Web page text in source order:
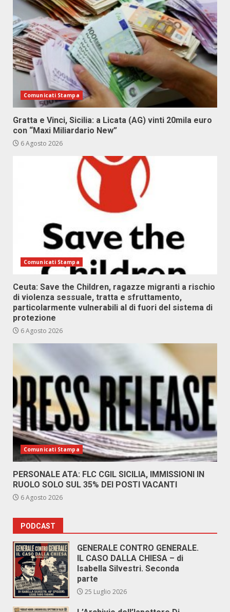
Comunicati Stampa
Gratta e Vinci, Sicilia: a Licata (AG) vinti 20mila euro
con “Maxi Miliardario New”
6 Agosto 2026
Comunicati Stampa
Ceuta: Save the Children, ragazze migranti a rischio
di violenza sessuale, tratta e sfruttamento,
particolarmente vulnerabili al di fuori del sistema di
protezione
6 Agosto 2026
Comunicati Stampa
PERSONALE ATA: FLC CGIL SICILIA, IMMISSIONI IN
RUOLO SOLO SUL 35% DEI POSTI VACANTI
6 Agosto 2026
PODCAST
GENERALE CONTRO GENERALE.
IL CASO DALLA CHIESA – di
Isabella Silvestri. Seconda
parte
25 Luglio 2026